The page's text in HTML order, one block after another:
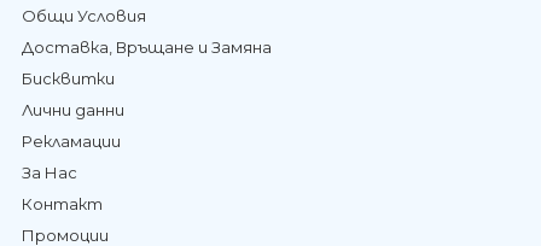
Общи Условия
Доставка, Връщане и Замяна
Бисквитки
Лични данни
Рекламации
За Нас
Контакт
Промоции